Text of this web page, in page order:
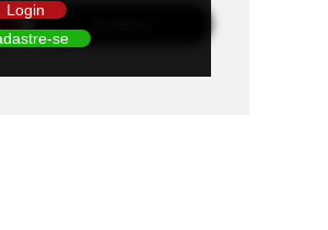
Login
se